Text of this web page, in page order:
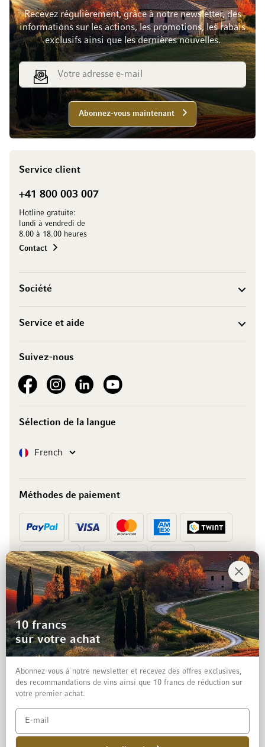
Recevez régulièrement, grâce à notre newsletter, des
informations sur les actions, les promotions, les rabais
exclusifs ainsi que les dernières nouvelles.
Adresse e-mail
Abonnez-vous maintenant
Service client
+41 800 003 007
Hotline gratuite:
lundi à vendredi de
8.00 à 18.00 heures
Contact
Société
Service et aide
Suivez-nous
See our FacebookSee our Instagram account
See our LinkedInSee our YouTube channel
Sélection de la langue
LangueFrench
Méthodes de paiement
Prépaiement Facture
Protection des données et clause de non-responsabilité
10 francs
sur votre achat
Abonnez-vous à notre newsletter et recevez des offres exclusives,
des recommandations de vins ainsi que 10 francs de réduction sur
votre premier achat.